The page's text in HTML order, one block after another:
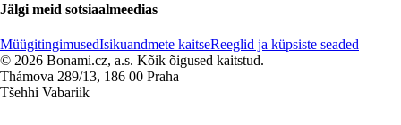
Jälgi meid sotsiaalmeedias
MüügitingimusedIsikuandmete kaitseReeglid ja küpsiste seaded
© 2026 Bonami.cz, a.s. Kõik õigused kaitstud.
Thámova 289/13, 186 00 Praha
Tšehhi Vabariik